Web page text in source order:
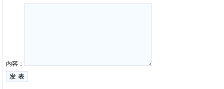
内容：